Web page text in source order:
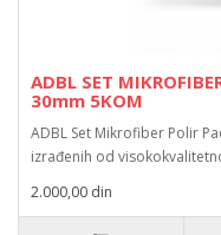
ADBL SET
30mm 5KOM
ADBL Set Mikrofiber Polir
izrađenih od
2.000,00 din